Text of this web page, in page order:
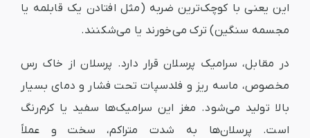
این یعنی با کوچک‌ترین ضربه (مثل افتادن یک قابلمه یا
مجسمه سنگین) ترک می‌خورند یا می‌شکنند.
در مقابل، سرامیک پرسلان قرار دارد. پرسلان از خاک رس
مخصوص، ماسه ریز و فلدسپات تحت فشار و دمای بسیار
بالا تولید می‌شود. مغز این سرامیک‌ها سفید یا کرم‌رنگ
است. پرسلان‌ها به شدت متراکم، سخت و عملاً